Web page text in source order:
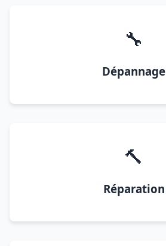
🔧
Dépannage
🔨
Réparation